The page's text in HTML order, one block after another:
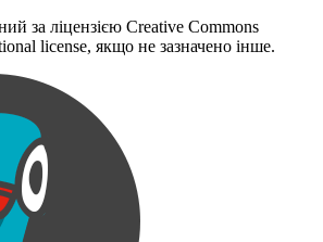
за ліцензією Creative Commons
license, якщо не зазначено інше.